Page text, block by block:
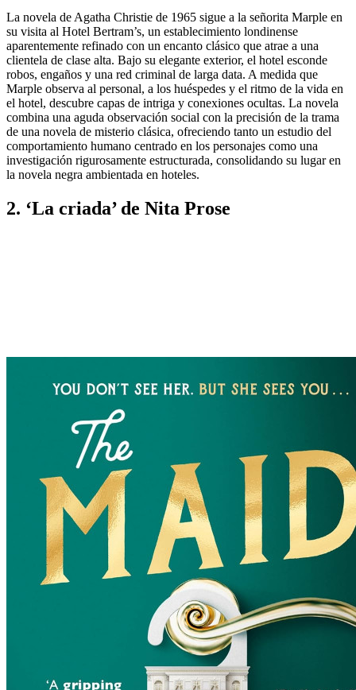
La novela de Agatha Christie de 1965 sigue a la señorita Marple en
su visita al Hotel Bertram’s, un establecimiento londinense
aparentemente refinado con un encanto clásico que atrae a una
clientela de clase alta. Bajo su elegante exterior, el hotel esconde
robos, engaños y una red criminal de larga data. A medida que
Marple observa al personal, a los huéspedes y el ritmo de la vida en
el hotel, descubre capas de intriga y conexiones ocultas. La novela
combina una aguda observación social con la precisión de la trama
de una novela de misterio clásica, ofreciendo tanto un estudio del
comportamiento humano centrado en los personajes como una
investigación rigurosamente estructurada, consolidando su lugar en
la novela negra ambientada en hoteles.
2. ‘La criada’ de Nita Prose